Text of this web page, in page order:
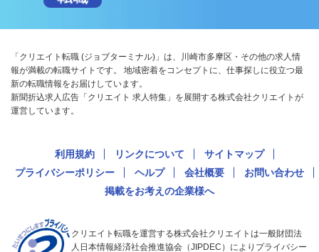
「クリエイト転職 (ジョブターミナル)」は、川崎市多摩区・その他の求人情
報が満載の転職サイトです。 地域密着をコンセプトに、仕事探しに役立つ最
新の転職情報をお届けしています。
新聞折込求人広告「クリエイト 求人特集」を展開する株式会社クリエイトが
運営しています。
利用規約 リンクについて
サイトマップ
プライバシーポリシー
ヘルプ 会社概要
お問い合わせ
掲載をお考えの企業様へ
クリエイト転職を運営する株式会社クリエイトは一般財団法
人日本情報経済社会推進協会（JIPDEC）によりプライバシー